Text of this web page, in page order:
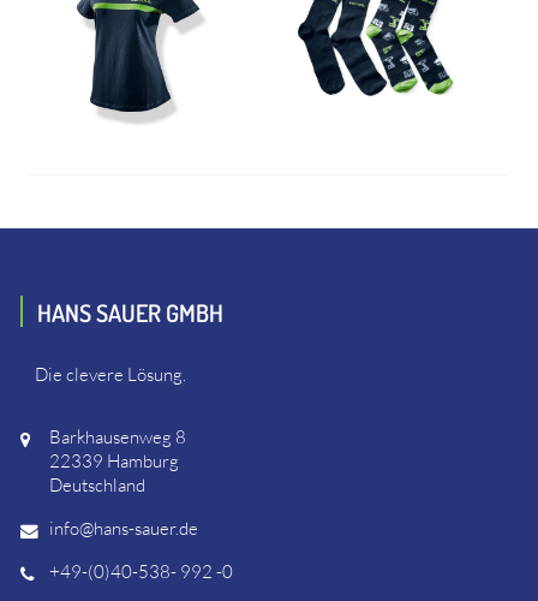
HANS SAUER GMBH
Die clevere Lösung.
Barkhausenweg 8
22339 Hamburg
Deutschland
info@hans-sauer.de
+49-(0)40-538- 992 -0